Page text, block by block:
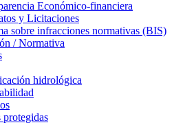
Económico-financiera
y Licitaciones
sobre infracciones normativas (BIS)
/ Normativa
hidrológica
protegidas